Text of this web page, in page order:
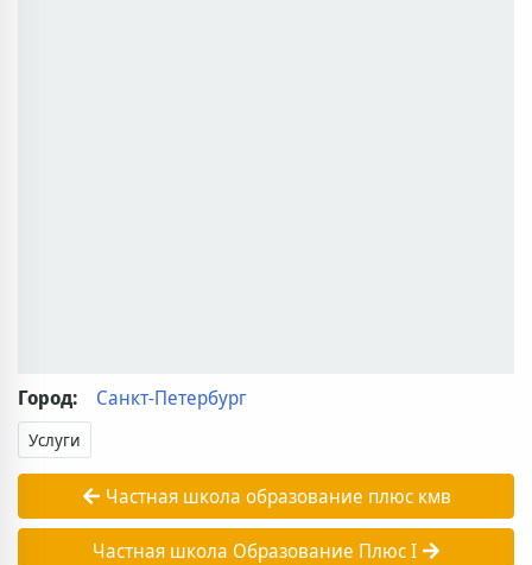
Город: Санкт-Петербург
Услуги
Частная школа образование плюс кмв
Частная школа Образование Плюс I